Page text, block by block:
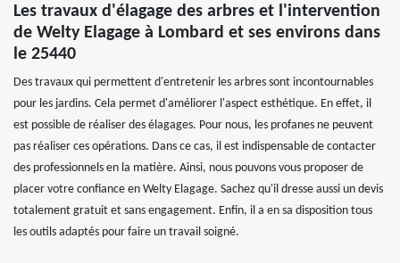
Les travaux d'élagage des arbres et l'intervention
de Welty Elagage à Lombard et ses environs dans
le 25440
Des travaux qui permettent d'entretenir les arbres sont incontournables
pour les jardins. Cela permet d'améliorer l'aspect esthétique. En effet, il
est possible de réaliser des élagages. Pour nous, les profanes ne peuvent
pas réaliser ces opérations. Dans ce cas, il est indispensable de contacter
des professionnels en la matière. Ainsi, nous pouvons vous proposer de
placer votre confiance en Welty Elagage. Sachez qu'il dresse aussi un devis
totalement gratuit et sans engagement. Enfin, il a en sa disposition tous
les outils adaptés pour faire un travail soigné.